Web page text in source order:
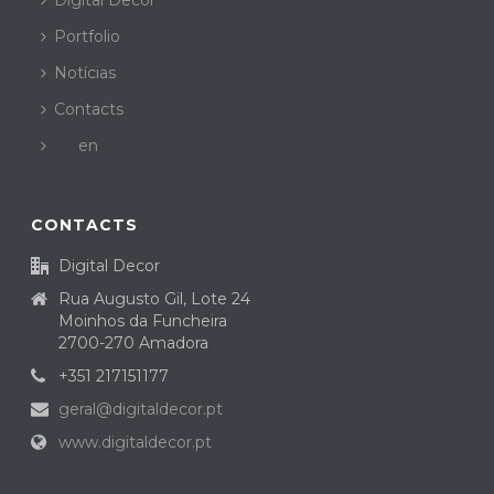
Portfolio
Notícias
Contacts
en
CONTACTS
Digital Decor
Rua Augusto Gil, Lote 24
Moinhos da Funcheira
2700-270 Amadora
+351 217151177
geral@digitaldecor.pt
www.digitaldecor.pt